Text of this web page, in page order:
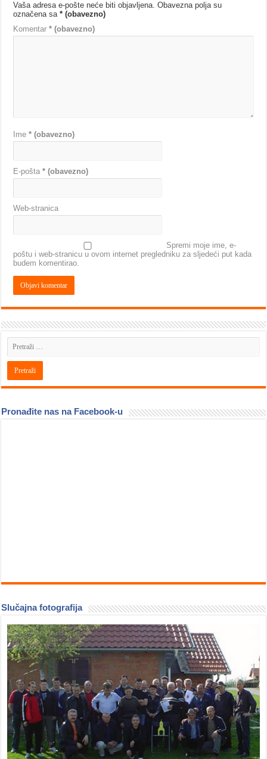
Vaša adresa e-pošte neće biti objavljena. Obavezna polja su
označena sa* (obavezno)
Komentar* (obavezno)
Ime* (obavezno)
E-pošta* (obavezno)
Web-stranica
Spremi moje ime, e-
poštu i web-stranicu u ovom internet pregledniku za sljedeći put kada
budem komentirao.
Pronađite nas na Facebook-u
Slučajna fotografija